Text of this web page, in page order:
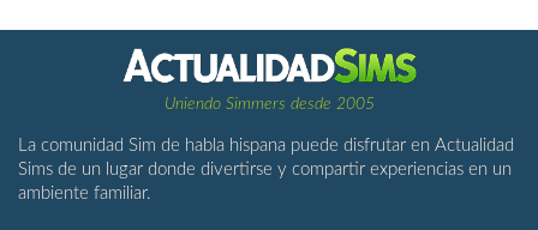
Uniendo Simmers desde 2005
La comunidad Sim de habla hispana puede disfrutar en Actualidad
Sims de un lugar donde divertirse y compartir experiencias en un
ambiente familiar.